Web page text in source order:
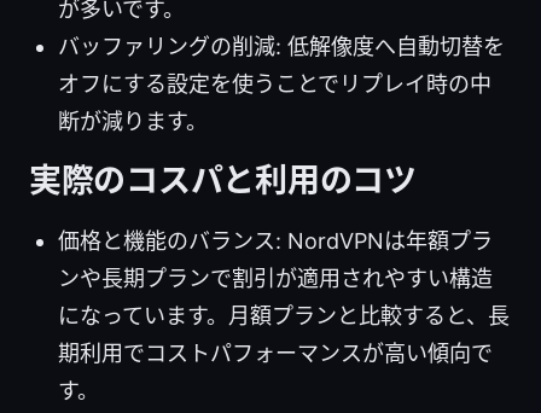
が多いです。
バッファリングの削減: 低解像度へ自動切替を
オフにする設定を使うことでリプレイ時の中
断が減ります。
実際のコスパと利用のコツ
価格と機能のバランス: NordVPNは年額プラ
ンや長期プランで割引が適用されやすい構造
になっています。月額プランと比較すると、長
期利用でコストパフォーマンスが高い傾向で
す。